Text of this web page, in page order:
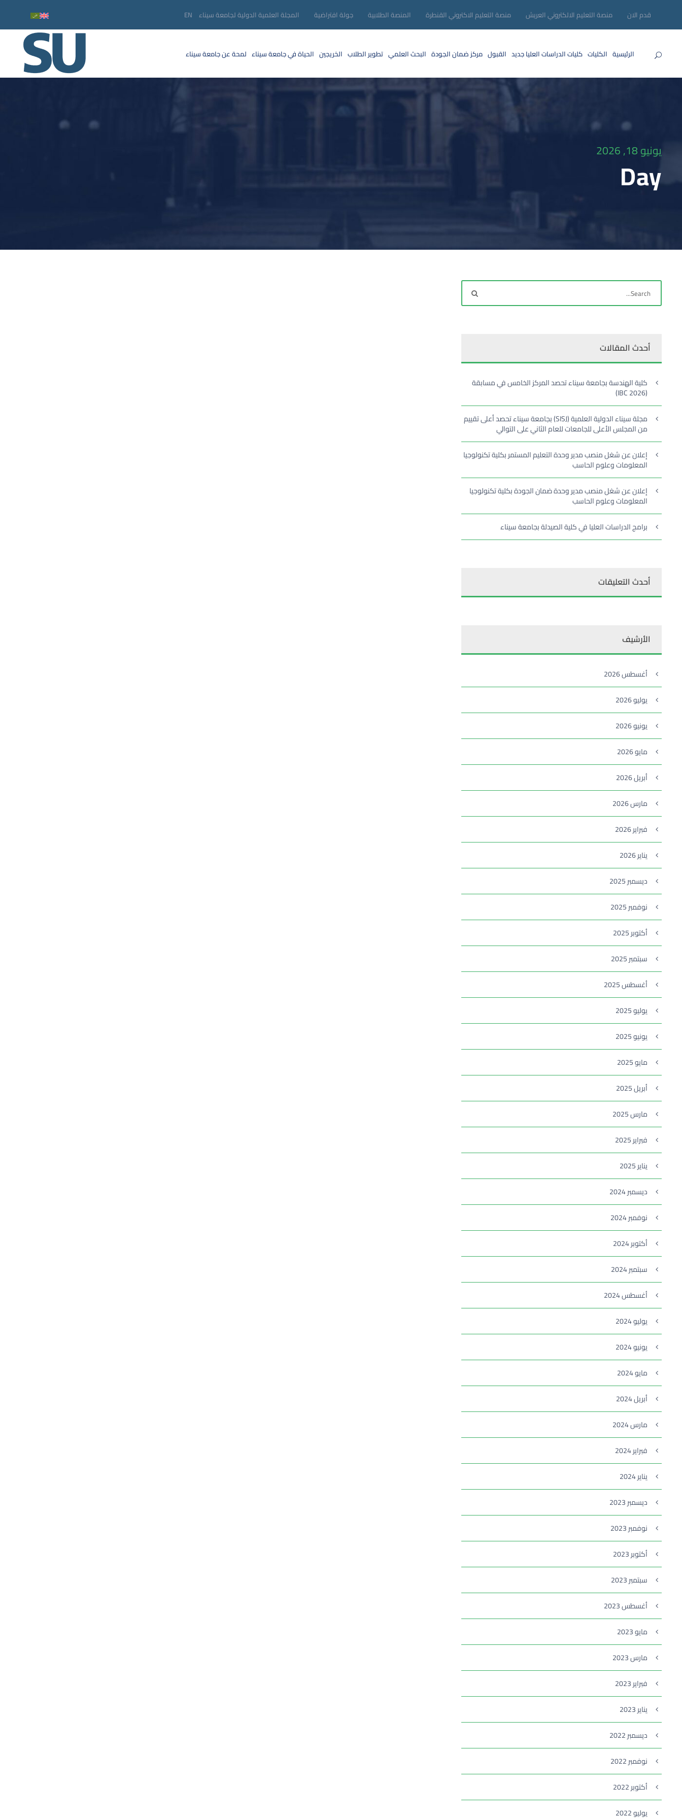
قدم الان منصة التعليم الالكتروني العريش منصة التعليم الاكتروني القنطرة المنصة الطلابية جولة افتراضية المجلة العلمية الدولية لجامعة سيناء EN
الرئيسية الكليات كليات الدراسات العلياجديد القبول مركز ضمان الجودة البحث العلمي تطوير الطلاب الخريجين الحياة في جامعة سيناء لمحة عن جامعة سيناء
يونيو 18, 2026
Day
أحدث المقالات
كلية الهندسة بجامعة سيناء تحصد المركز الخامس في مسابقة
(IBC 2026)
مجلة سيناء الدولية العلمية (SISJ) بجامعة سيناء تحصد أعلى تقييم
من المجلس الأعلى للجامعات للعام الثاني على التوالي
إعلان عن شغل منصب مدير وحدة التعليم المستمر بكلية تكنولوجيا
المعلومات وعلوم الحاسب
إعلان عن شغل منصب مدير وحدة ضمان الجودة بكلية تكنولوجيا
المعلومات وعلوم الحاسب
برامج الدراسات العليا في كلية الصيدلة بجامعة سيناء
أحدث التعليقات
الأرشيف
أغسطس 2026
يوليو 2026
يونيو 2026
مايو 2026
أبريل 2026
مارس 2026
فبراير 2026
يناير 2026
ديسمبر 2025
نوفمبر 2025
أكتوبر 2025
سبتمبر 2025
أغسطس 2025
يوليو 2025
يونيو 2025
مايو 2025
أبريل 2025
مارس 2025
فبراير 2025
يناير 2025
ديسمبر 2024
نوفمبر 2024
أكتوبر 2024
سبتمبر 2024
أغسطس 2024
يوليو 2024
يونيو 2024
مايو 2024
أبريل 2024
مارس 2024
فبراير 2024
يناير 2024
ديسمبر 2023
نوفمبر 2023
أكتوبر 2023
سبتمبر 2023
أغسطس 2023
مايو 2023
مارس 2023
فبراير 2023
يناير 2023
ديسمبر 2022
نوفمبر 2022
أكتوبر 2022
يوليو 2022